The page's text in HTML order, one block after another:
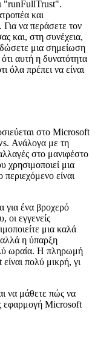
ολοκληρώσετε την
που απαιτείται
"runFullTrust".
και
Για να περάσετε τον
και, στη συνέχεια,
μια σημείωση
όλα πρέπει να είναι
στο Microsoft
Ανάλογα με τη
στο μανιφέστο
είναι
για ένα βροχερό
εγγενείς
μια καλά
η ύπαρξη
πολύ μικρή, γι
εφαρμογή Microsoft